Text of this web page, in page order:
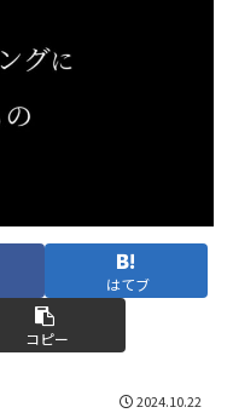
はてブ
コピー
2024.10.22